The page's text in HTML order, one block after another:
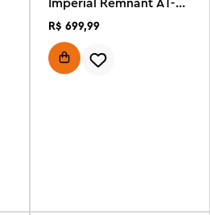
Imperial Remnant AT-RT
R$ 699,99